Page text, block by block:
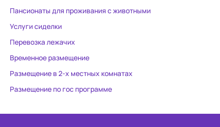
Пансионаты для проживания с животными
Услуги сиделки
Перевозка лежачих
Временное размещение
Размещение в 2-х местных комнатах
Размещение по гос программе